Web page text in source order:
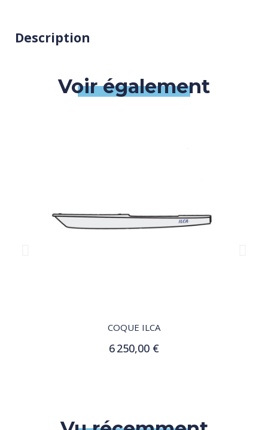
Description
Voir également
COQUE ILCA
6 250,00 €
Ajouter au panier